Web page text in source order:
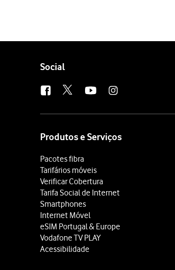
Follow
Social
Produtos e Serviços
Pacotes fibra
Tarifários móveis
Verificar Cobertura
Tarifa Social de Internet
Smartphones
Internet Móvel
eSIM Portugal & Europe
Vodafone TV PLAY
Acessibilidade